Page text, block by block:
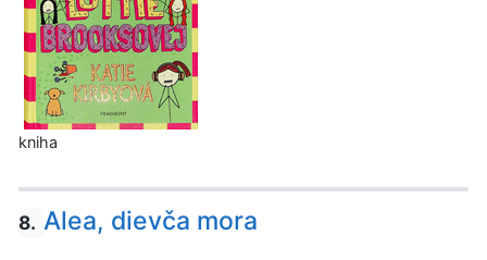
kniha
8. Alea, dievča mora